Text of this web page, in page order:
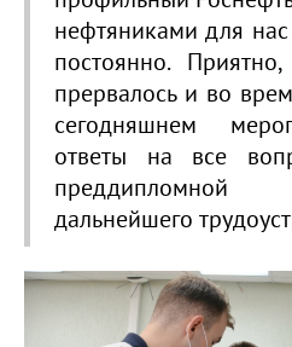
нефтяниками для
постоянно.
прервалось и во
сегодняшнем
ответы на все
дальнейшего